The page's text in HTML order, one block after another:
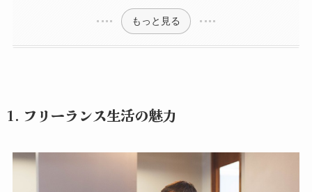
もっと見る
1. フリーランス生活の魅力